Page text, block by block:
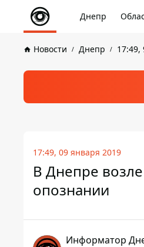
Днепр
Новости Днепр 17:49,
17:49, 09 января 2019
В Днепре
опознании
Информатор